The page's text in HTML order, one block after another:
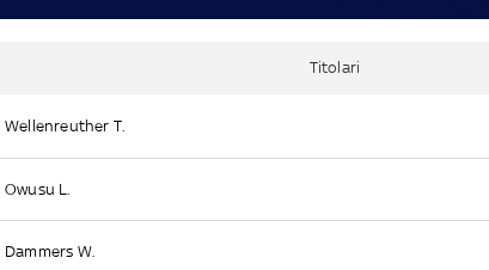
Titolari
Wellenreuther T.
Owusu L.
Dammers W.